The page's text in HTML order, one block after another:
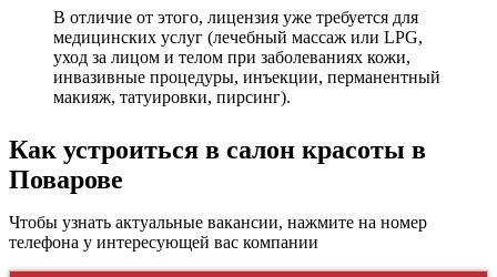
В отличие от этого, лицензия уже требуется для
медицинских услуг (лечебный массаж или LPG,
уход за лицом и телом при заболеваниях кожи,
инвазивные процедуры, инъекции, перманентный
макияж, татуировки, пирсинг).
Как устроиться в салон красоты в
Поварове
Чтобы узнать актуальные вакансии, нажмите на номер
телефона у интересующей вас компании